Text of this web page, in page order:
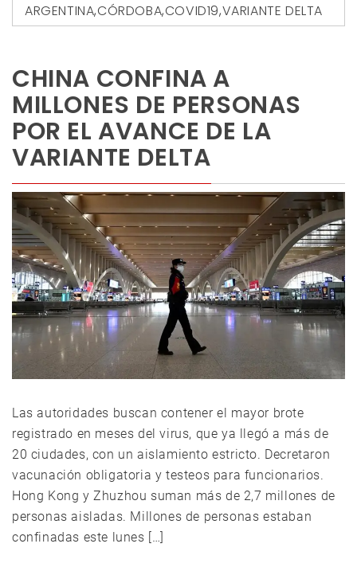
ARGENTINA,CÓRDOBA,COVID19,VARIANTE DELTA
CHINA CONFINA A
MILLONES DE PERSONAS
POR EL AVANCE DE LA
VARIANTE DELTA
Las autoridades buscan contener el mayor brote
registrado en meses del virus, que ya llegó a más de
20 ciudades, con un aislamiento estricto. Decretaron
vacunación obligatoria y testeos para funcionarios.
Hong Kong y Zhuzhou suman más de 2,7 millones de
personas aisladas. Millones de personas estaban
confinadas este lunes […]